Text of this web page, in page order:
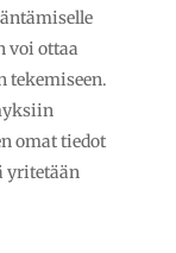
voi ottaa
tekemiseen.
omat tiedot
yritetään